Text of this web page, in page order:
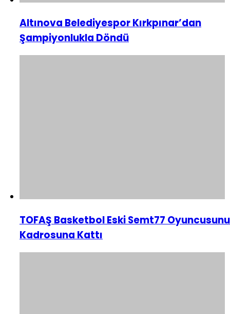
Altınova Belediyespor Kırkpınar’dan
Şampiyonlukla Döndü
TOFAŞ Basketbol Eski Semt77 Oyuncusunu
Kadrosuna Kattı